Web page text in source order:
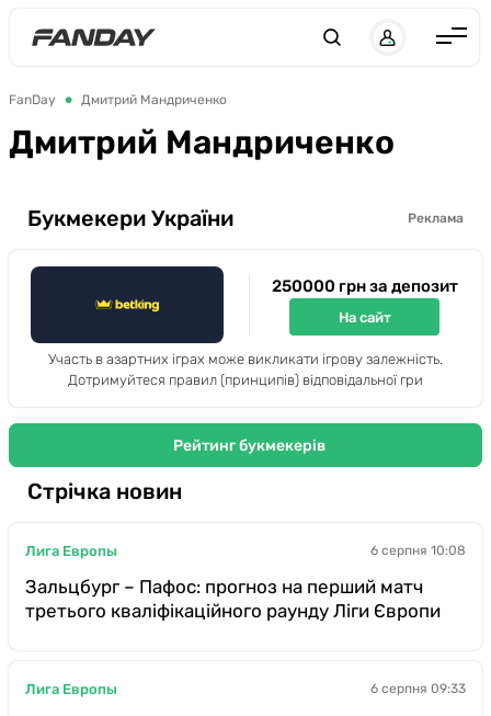
Україна
ЛЧ
ЛЕ
Букмекери
FanDay Дмитрий Мандриченко
Дмитрий Мандриченко
Букмекери України Реклама
250000 грн за депозит
На сайт
Участь в азартних іграх може викликати ігрову залежність.
Дотримуйтеся правил (принципів) відповідальної гри
Рейтинг букмекерів
Стрічка новин
Лига Европы 6 серпня 10:08
Зальцбург – Пафос: прогноз на перший матч
третього кваліфікаційного раунду Ліги Європи
Лига Европы 6 серпня 09:33